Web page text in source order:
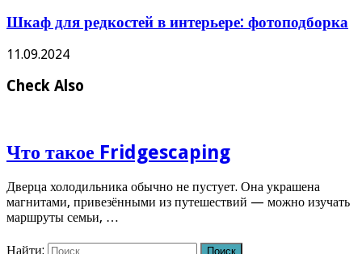
Шкаф для редкостей в интерьере: фотоподборка
11.09.2024
Check Also
Что такое Fridgescaping
Дверца холодильника обычно не пустует. Она украшена
магнитами, привезёнными из путешествий — можно изучать
маршруты семьи, …
Найти: